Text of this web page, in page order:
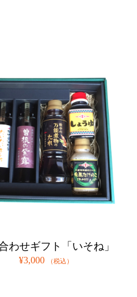
わせギフト「いそね」
¥3,000 （税込）